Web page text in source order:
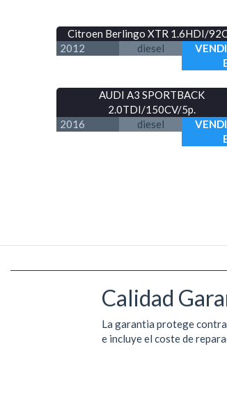
Citroen Berlingo XTR 1.6HDI/
2012
diesel
AUDI A3 SPORTBACK
2.0TDI/150CV/5p.
2016
diesel
Calidad
La garantia protege
e incluye el coste de